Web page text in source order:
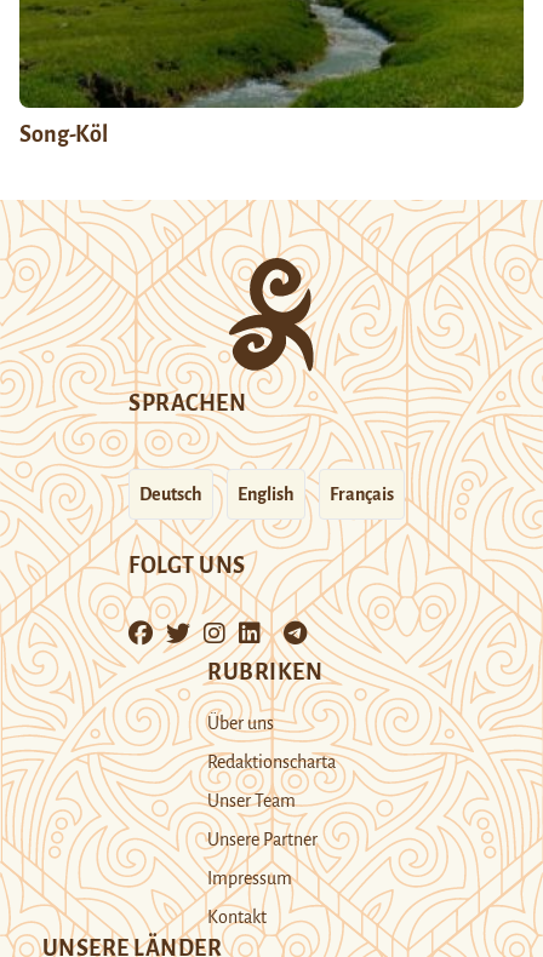
Song-Köl
SPRACHEN
Deutsch English Français
FOLGT UNS
RUBRIKEN
Über uns
Redaktionscharta
Unser Team
Unsere Partner
Impressum
Kontakt
UNSERE LÄNDER